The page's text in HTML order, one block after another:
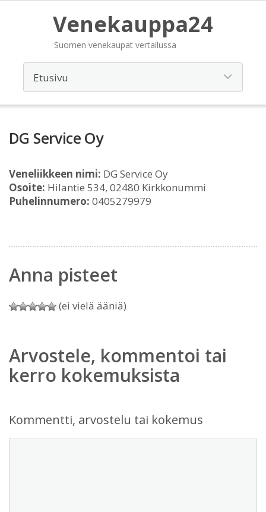
Venekauppa24
Suomen venekaupat vertailussa
DG Service Oy
Veneliikkeen nimi: DG Service Oy
Osoite: Hilantie 534, 02480 Kirkkonummi
Puhelinnumero: 0405279979
Anna pisteet
(ei vielä ääniä)
Arvostele, kommentoi tai
kerro kokemuksista
Kommentti, arvostelu tai kokemus